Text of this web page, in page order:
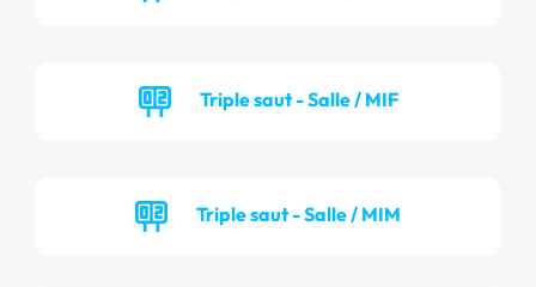
Triple saut - Salle / MIF
Triple saut - Salle / MIM